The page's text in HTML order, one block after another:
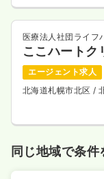
医療法人社団ライフ
ここハートク
エージェント求人
北海道札幌市北区 /
同じ地域で条件